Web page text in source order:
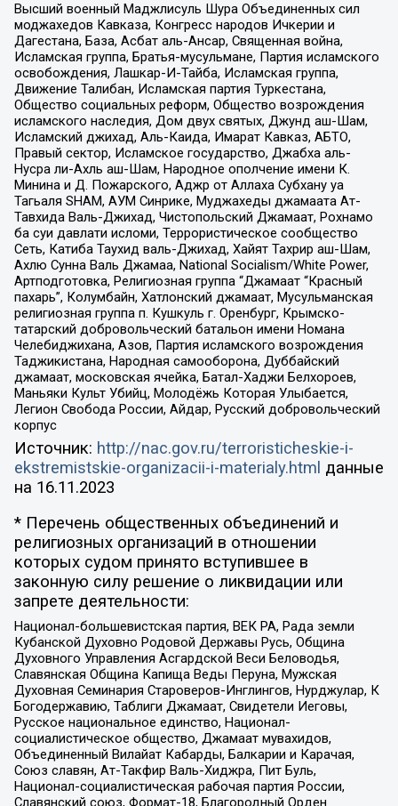
Высший военный Маджлисуль Шура Объединенных сил
моджахедов Кавказа, Конгресс народов Ичкерии и
Дагестана, База, Асбат аль-Ансар, Священная война,
Исламская группа, Братья-мусульмане, Партия исламского
освобождения, Лашкар-И-Тайба, Исламская группа,
Движение Талибан, Исламская партия Туркестана,
Общество социальных реформ, Общество возрождения
исламского наследия, Дом двух святых, Джунд аш-Шам,
Исламский джихад, Аль-Каида, Имарат Кавказ, АБТО,
Правый сектор, Исламское государство, Джабха аль-
Нусра ли-Ахль аш-Шам, Народное ополчение имени К.
Минина и Д. Пожарского, Аджр от Аллаха Субхану уа
Тагьаля SHAM, АУМ Синрике, Муджахеды джамаата Ат-
Тавхида Валь-Джихад, Чистопольский Джамаат, Рохнамо
ба суи давлати исломи, Террористическое сообщество
Сеть, Катиба Таухид валь-Джихад, Хайят Тахрир аш-Шам,
Ахлю Сунна Валь Джамаа, National Socialism/White Power,
Артподготовка, Религиозная группа “Джамаат “Красный
пахарь”, Колумбайн, Хатлонский джамаат, Мусульманская
религиозная группа п. Кушкуль г. Оренбург, Крымско-
татарский добровольческий батальон имени Номана
Челебиджихана, Азов, Партия исламского возрождения
Таджикистана, Народная самооборона, Дуббайский
джамаат, московская ячейка, Батал-Хаджи Белхороев,
Маньяки Культ Убийц, Молодёжь Которая Улыбается,
Легион Свобода России, Айдар, Русский добровольческий
корпус
Источник: http://nac.gov.ru/terroristicheskie-i-
ekstremistskie-organizacii-i-materialy.html данные
на 16.11.2023
* Перечень общественных объединений и
религиозных организаций в отношении
которых судом принято вступившее в
законную силу решение о ликвидации или
запрете деятельности:
Национал-большевистская партия, ВЕК РА, Рада земли
Кубанской Духовно Родовой Державы Русь, Община
Духовного Управления Асгардской Веси Беловодья,
Славянская Община Капища Веды Перуна, Мужская
Духовная Семинария Староверов-Инглингов, Нурджулар, К
Богодержавию, Таблиги Джамаат, Свидетели Иеговы,
Русское национальное единство, Национал-
социалистическое общество, Джамаат мувахидов,
Объединенный Вилайат Кабарды, Балкарии и Карачая,
Союз славян, Ат-Такфир Валь-Хиджра, Пит Буль,
Национал-социалистическая рабочая партия России,
Славянский союз, Формат-18, Благородный Орден